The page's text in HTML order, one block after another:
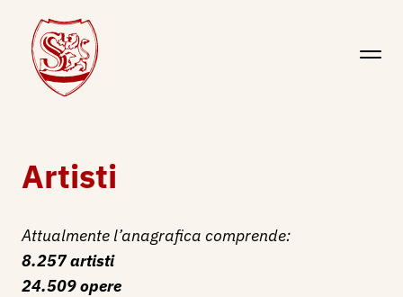
Artisti
Attualmente l’anagrafica comprende:
8.257 artisti
24.509 opere